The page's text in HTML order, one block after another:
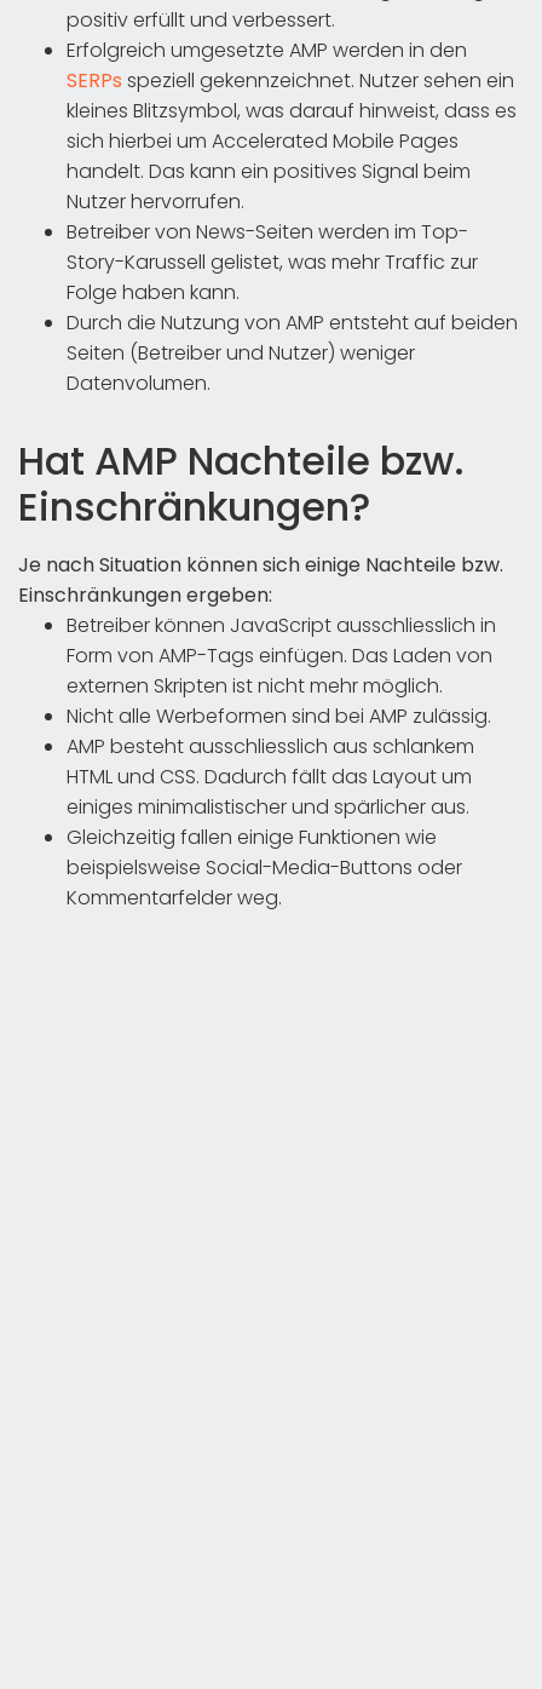
positiv erfüllt und verbessert.
Erfolgreich umgesetzte AMP werden in den
SERPs speziell gekennzeichnet. Nutzer sehen ein
kleines Blitzsymbol, was darauf hinweist, dass es
sich hierbei um Accelerated Mobile Pages
handelt. Das kann ein positives Signal beim
Nutzer hervorrufen.
Betreiber von News-Seiten werden im Top-
Story-Karussell gelistet, was mehr Traffic zur
Folge haben kann.
Durch die Nutzung von AMP entsteht auf beiden
Seiten (Betreiber und Nutzer) weniger
Datenvolumen.
Hat AMP Nachteile bzw.
Einschränkungen?
Je nach Situation können sich einige Nachteile bzw.
Einschränkungen ergeben:
Betreiber können JavaScript ausschliesslich in
Form von AMP-Tags einfügen. Das Laden von
externen Skripten ist nicht mehr möglich.
Nicht alle Werbeformen sind bei AMP zulässig.
AMP besteht ausschliesslich aus schlankem
HTML und CSS. Dadurch fällt das Layout um
einiges minimalistischer und spärlicher aus.
Gleichzeitig fallen einige Funktionen wie
beispielsweise Social-Media-Buttons oder
Kommentarfelder weg.